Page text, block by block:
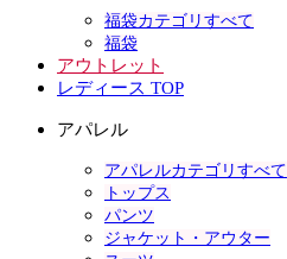
福袋カテゴリすべて
福袋
アウトレット
レディース TOP
アパレル
アパレルカテゴリすべて
トップス
パンツ
ジャケット・アウター